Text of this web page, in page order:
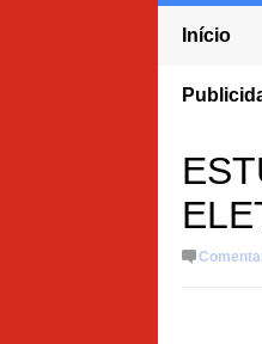
Início
EM R$ 82,7 MILHÕES APÓS